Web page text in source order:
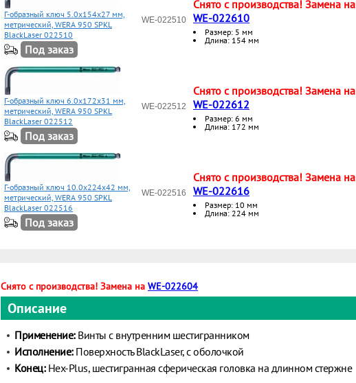
Г-образный ключ 5.0x154x27 мм,
метрический, WERA 950 SPKL
BlackLaser 022510
Под заказ
WE-022510
Снято с производства! Замена на
WE-022610
Размер: 5 мм
Длина: 154 мм
Г-образный ключ 6.0x172x31 мм,
метрический, WERA 950 SPKL
BlackLaser 022512
Под заказ
WE-022512
Снято с производства! Замена на
WE-022612
Размер: 6 мм
Длина: 172 мм
Г-образный ключ 10.0x224x42 мм,
метрический, WERA 950 SPKL
BlackLaser 022516
Под заказ
WE-022516
Снято с производства! Замена на
WE-022616
Размер: 10 мм
Длина: 224 мм
Снято с производства! Замена на WE-022604
Описание
Применение:Винты с внутренним шестигранником
Исполнение:Поверхность BlackLaser, с оболочкой
Конец:Hex-Plus, шестигранная сферическая головка на длинном стержне